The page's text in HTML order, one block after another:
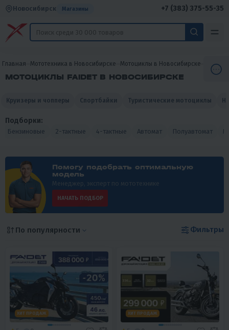
Новосибирск Магазины +7 (383) 375-55-35
Главная Мототехника в Новосибирске Мотоциклы в Новосибирске
МОТОЦИКЛЫ FAIDET В НОВОСИБИРСКЕ
Круизеры и чопперы Спортбайки Туристические мотоциклы
Подборки:
Бензиновые 2-тактные 4-тактные Автомат Полуавтомат
Помогу подобрать оптимальную
модель
Менеджер, эксперт по мототехнике
НАЧАТЬ ПОДБОР
По популярности Фильтры
ХИТ ПРОДАЖ ХИТ ПРОДАЖ